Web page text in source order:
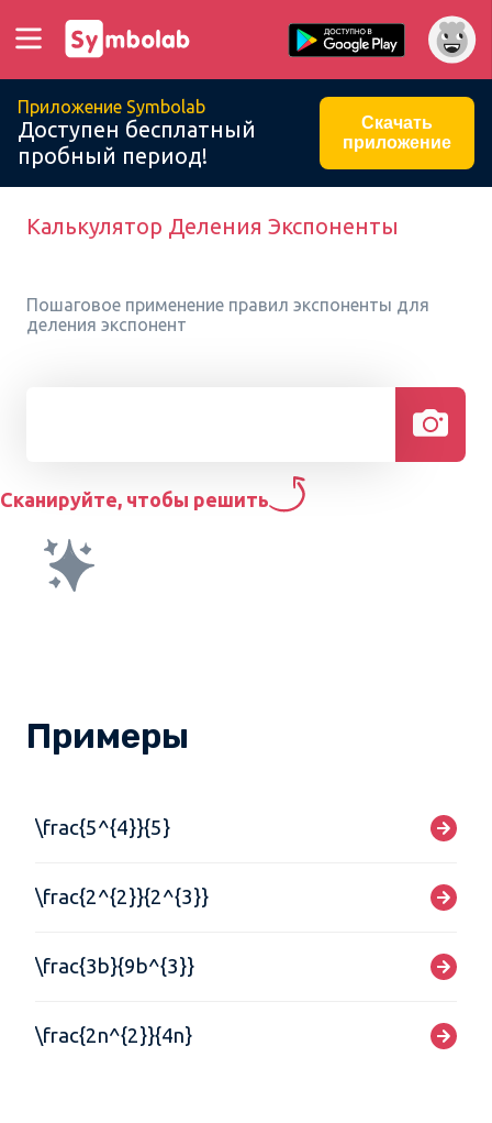
Приложение Symbolab
Доступен бесплатный
пробный период!
Скачать
приложение
Калькулятор Деления Экспоненты
Пошаговое применение правил экспоненты для
деления экспонент
Сканируйте, чтобы решить
Примеры
\frac{5^{4}}{5}
\frac{2^{2}}{2^{3}}
\frac{3b}{9b^{3}}
\frac{2n^{2}}{4n}